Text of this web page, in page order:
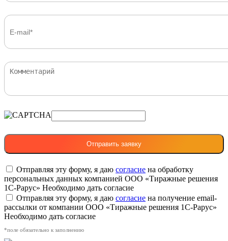
Отправляя эту форму, я даю согласие на обработку
персональных данных компанией ООО «Тиражные решения
1С-Рарус» Необходимо дать согласие
Отправляя эту форму, я даю согласие на получение email-
рассылки от компании ООО «Тиражные решения 1С-Рарус»
Необходимо дать согласие
*поле обязательно к заполнению